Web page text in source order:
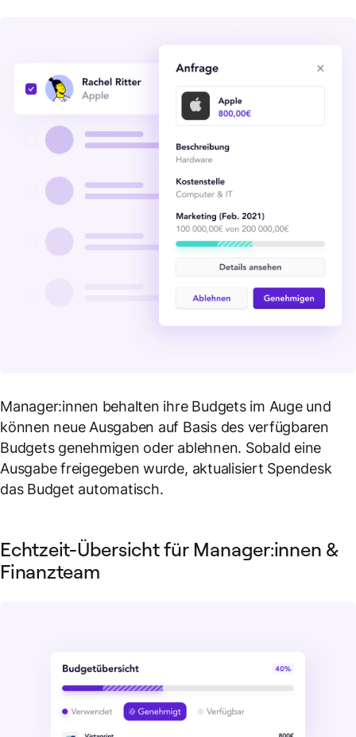
Manager:innen behalten ihre Budgets im Auge und
können neue Ausgaben auf Basis des verfügbaren
Budgets genehmigen oder ablehnen. Sobald eine
Ausgabe freigegeben wurde, aktualisiert Spendesk
das Budget automatisch.
Echtzeit-Übersicht für Manager:innen &
Finanzteam